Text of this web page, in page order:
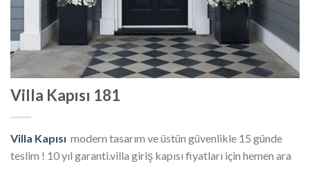
Villa Kapısı 181
Villa Kapısı modern tasarım ve üstün güvenlikle 15 günde
teslim ! 10 yıl garanti.villa giriş kapısı fiyatları için hemen ara